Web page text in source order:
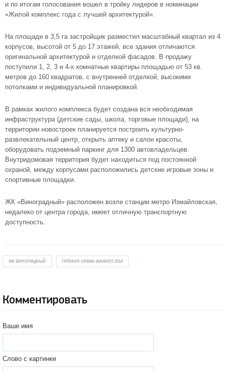
и по итогам голосования вошел в тройку лидеров в номинации
«Жилой комплекс года с лучшей архитектурой».
На площади в 3,5 га застройщик разместил масштабный квартал из 4
корпусов, высотой от 5 до 17 этажей, все здания отличаются
оригинальной архитектурой и отделкой фасадов. В продажу
поступили 1, 2, 3 и 4-х комнатные квартиры площадью от 53 кв.
метров до 160 квадратов, с внутренней отделкой, высокими
потолками и индивидуальной планировкой.
В рамках жилого комплекса будет создана вся необходимая
инфраструктура (детские сады, школа, торговые площади), на
территории новостроек планируется построить культурно-
развлекательный центр, открыть аптеку и салон красоты,
оборудовать подземный паркинг для 1300 автовладельцев.
Внутридомовая территория будет находиться под постоянной
охраной, между корпусами расположились детские игровые зоны и
спортивные площадки.
ЖК «Виноградный» расположен возле станции метро Измайловская,
недалеко от центра города, имеет отличную транспортную
доступность.
ЖК ВИНОГРАДНЫЙ ПРЕМИЯ URBAN AWARDS 2014
Комментировать
Ваше имя
Слово с картинки